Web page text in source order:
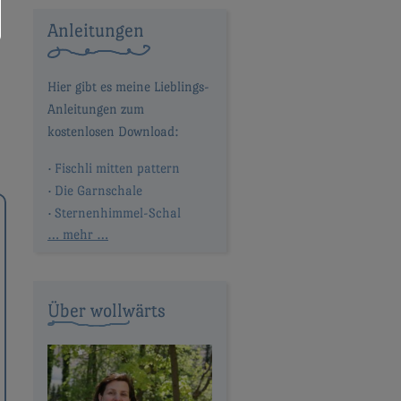
Anleitungen
Fischli mitten pattern
Die Garnschale
Sternenhimmel-Schal
… mehr …
Über wollwärts